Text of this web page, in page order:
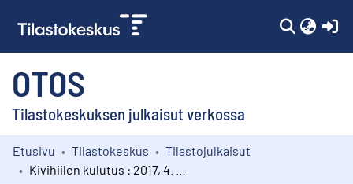
OTOS
Tilastokeskuksen julkaisut verkossa
Kokoelmat
Etusivu Tilastokeskus
Tilastojulkaisut